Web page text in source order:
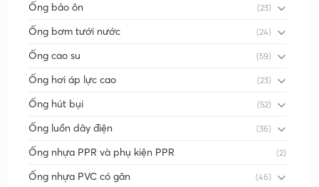
Ống bảo ôn (23)
Ống bơm tưới nước (24)
Ống cao su (59)
Ống hơi áp lực cao (23)
Ống hút bụi (52)
Ống luồn dây điện (36)
Ống nhựa PPR và phụ kiện PPR (2)
Ống nhựa PVC có gân (46)